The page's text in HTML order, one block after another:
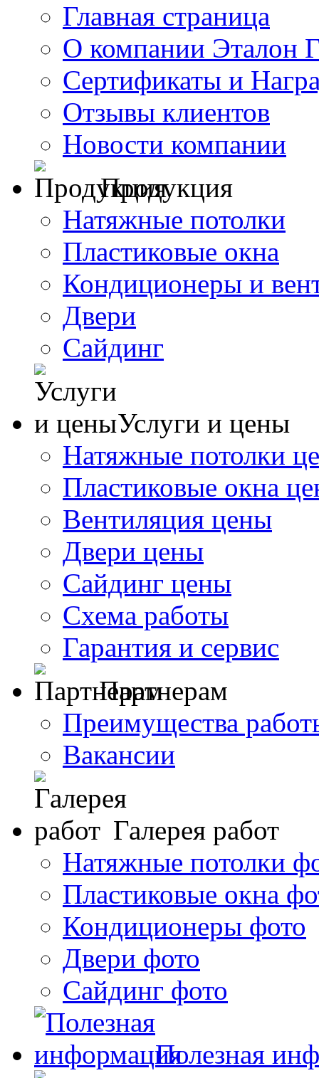
Главная страница
О компании Эталон
Сертификаты и
Отзывы клиентов
Новости компании
Продукция
Натяжные потолки
Пластиковые окна
Кондиционеры и
Двери
Сайдинг
Услуги и цены
Натяжные потолки
Пластиковые окна
Вентиляция цены
Двери цены
Сайдинг цены
Схема работы
Гарантия и сервис
Партнерам
Преимущества
Вакансии
Галерея работ
Натяжные потолки
Пластиковые окна
Кондиционеры фото
Двери фото
Сайдинг фото
Полезная